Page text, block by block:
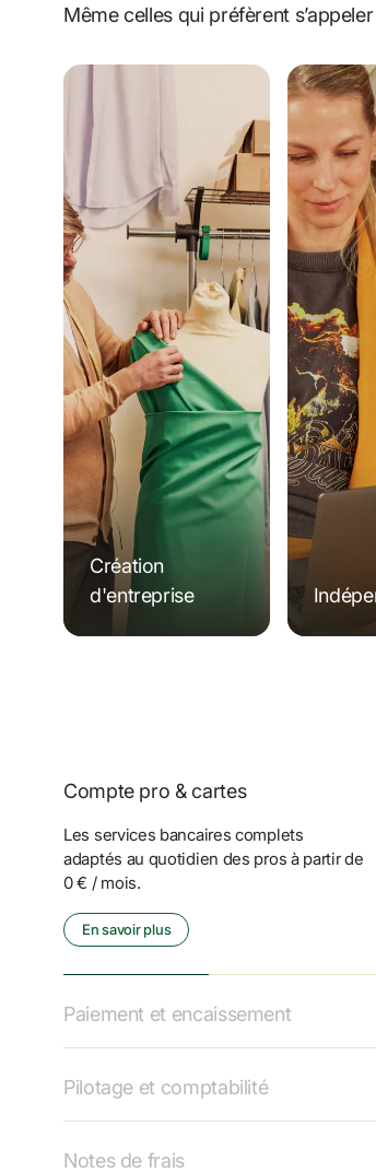
Même celles qui préfèrent
Création
d'entreprise
Compte pro & cartes
Les services bancaires complets
adaptés au quotidien des pros à partir de
0 € / mois.
En savoir plus
Paiement et encaissement
Pilotage et comptabilité
Notes de frais